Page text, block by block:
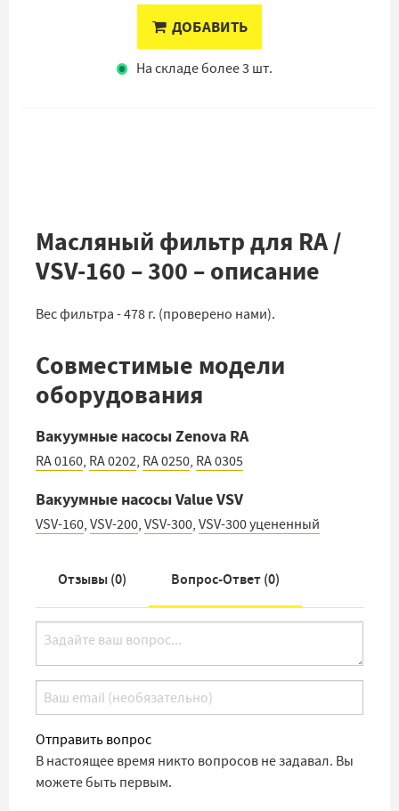
ДОБАВИТЬ
На складе более 3 шт.
Масляный фильтр для RA /
VSV-160 – 300 – описание
Вес фильтра - 478 г. (проверено нами).
Совместимые модели
оборудования
Вакуумные насосы Zenova RA
RA 0160, RA 0202, RA 0250, RA 0305
Вакуумные насосы Value VSV
VSV-160, VSV-200, VSV-300, VSV-300 уцененный
Отзывы (0) Вопрос-Ответ (0)
Отправить вопрос
В настоящее время никто вопросов не задавал. Вы
можете быть первым.